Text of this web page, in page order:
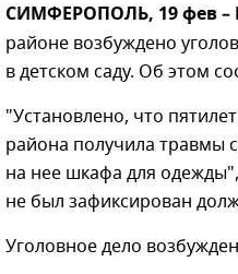
СИМФЕРОПОЛЬ, 19 фев
районе возбуждено
в детском саду. Об этом
"Установлено, что
района получила травмы
на нее шкафа для
не был зафиксирован
Уголовное дело